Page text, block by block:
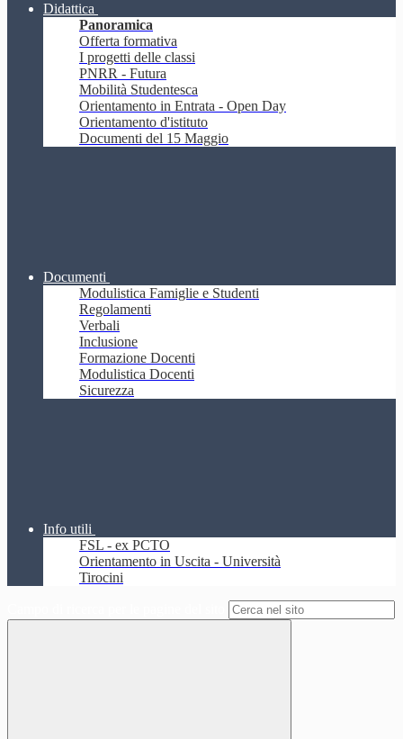
Didattica
Panoramica
Offerta formativa
I progetti delle classi
PNRR - Futura
Mobilità Studentesca
Orientamento in Entrata - Open Day
Orientamento d'istituto
Documenti del 15 Maggio
Documenti
Modulistica Famiglie e Studenti
Regolamenti
Verbali
Inclusione
Formazione Docenti
Modulistica Docenti
Sicurezza
Info utili
FSL - ex PCTO
Orientamento in Uscita - Università
Tirocini